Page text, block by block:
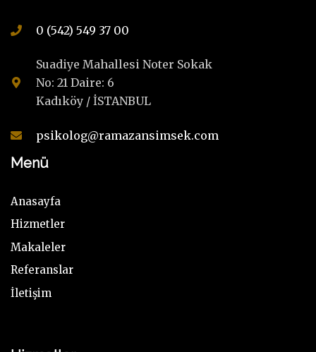
0 (542) 549 37 00
Suadiye Mahallesi Noter Sokak
No: 21 Daire: 6
Kadıköy / İSTANBUL
psikolog@ramazansimsek.com
Menü
Anasayfa
Hizmetler
Makaleler
Referanslar
İletişim